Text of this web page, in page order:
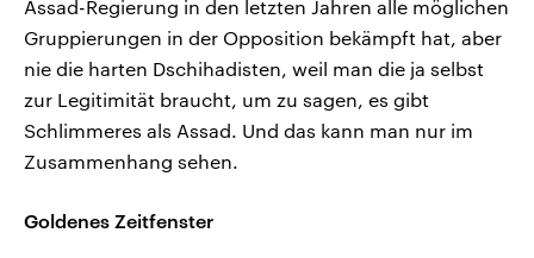
Assad-Regierung in den letzten Jahren alle möglichen
Gruppierungen in der Opposition bekämpft hat, aber
nie die harten Dschihadisten, weil man die ja selbst
zur Legitimität braucht, um zu sagen, es gibt
Schlimmeres als Assad. Und das kann man nur im
Zusammenhang sehen.
Goldenes Zeitfenster